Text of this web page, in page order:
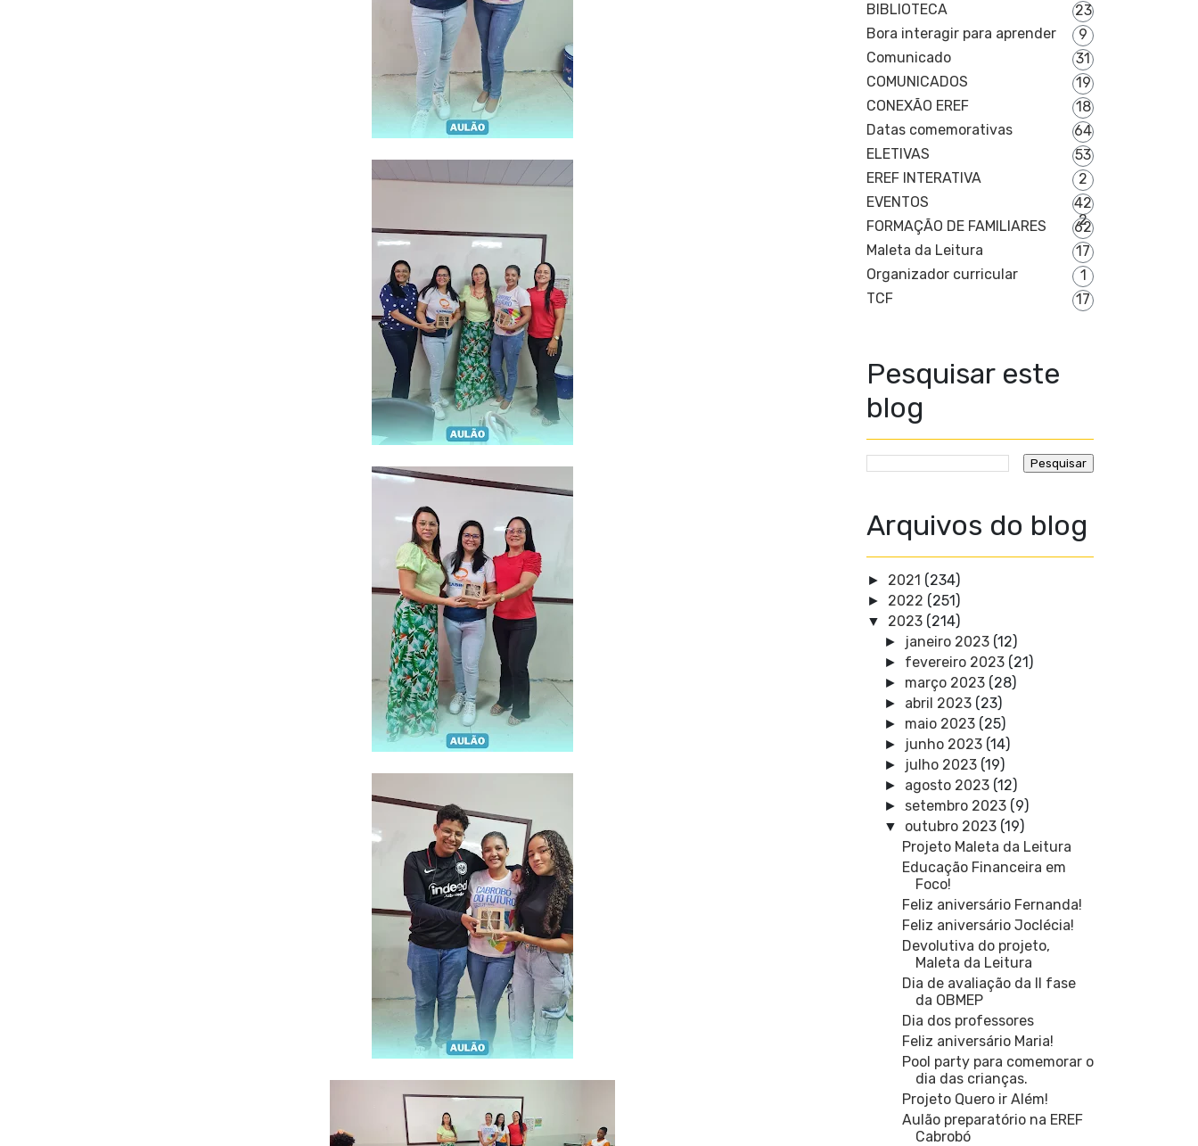
BIBLIOTECA
23
Bora interagir para aprender
9
Comunicado
31
COMUNICADOS
19
CONEXÃO EREF
18
Datas comemorativas
64
ELETIVAS
53
EREF INTERATIVA
2
EVENTOS
42
2
FORMAÇÃO DE FAMILIARES
62
Maleta da Leitura
17
Organizador curricular
1
TCF
17
Pesquisar este
blog
Arquivos do blog
► 2021 (234)
► 2022 (251)
▼ 2023 (214)
► janeiro 2023 (12)
► fevereiro 2023 (21)
► março 2023 (28)
► abril 2023 (23)
► maio 2023 (25)
► junho 2023 (14)
► julho 2023 (19)
► agosto 2023 (12)
► setembro 2023 (9)
▼ outubro 2023 (19)
Projeto Maleta da Leitura
Educação Financeira em
Foco!
Feliz aniversário Fernanda!
Feliz aniversário Joclécia!
Devolutiva do projeto,
Maleta da Leitura
Dia de avaliação da II fase
da OBMEP
Dia dos professores
Feliz aniversário Maria!
Pool party para comemorar o
dia das crianças.
Projeto Quero ir Além!
Aulão preparatório na EREF
Cabrobó